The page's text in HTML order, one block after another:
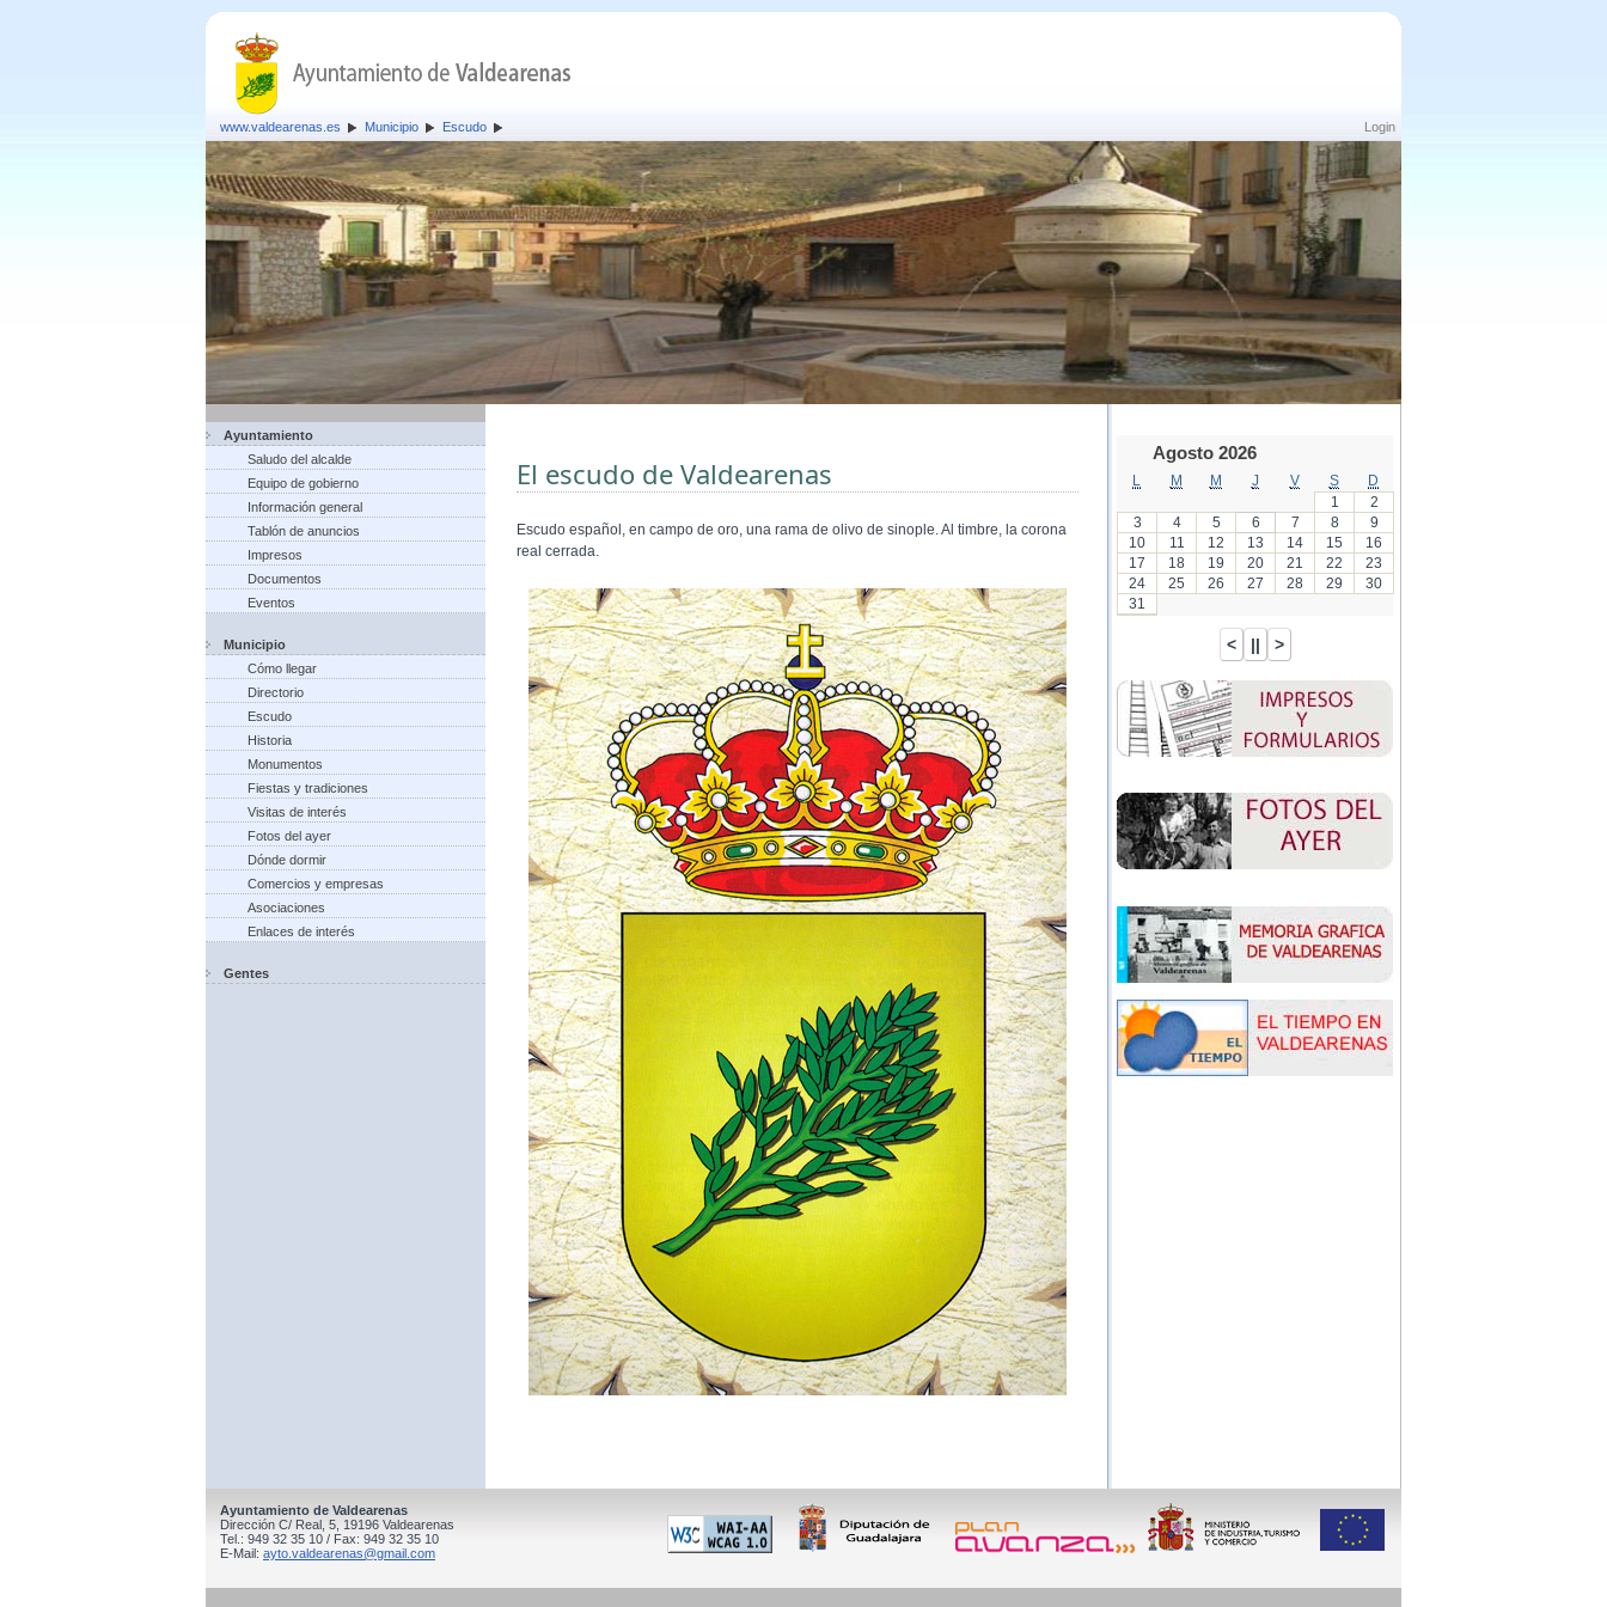
Login
www.valdearenas.es Municipio Escudo
Ayuntamiento
Saludo del alcalde
Equipo de gobierno
Información general
Tablón de anuncios
Impresos
Documentos
Eventos
Municipio
Cómo llegar
Directorio
Escudo
Historia
Monumentos
Fiestas y tradiciones
Visitas de interés
Fotos del ayer
Dónde dormir
Comercios y empresas
Asociaciones
Enlaces de interés
Gentes
El escudo de Valdearenas
Escudo español, en campo de oro, una rama de olivo de sinople. Al timbre, la corona
real cerrada.
Agosto 2026
M M J V S
D
1
2
3
4 5 6 7 8
9
10
11 12 13 14 15
16
17
18 19 20 21 22
23
24
25 26 27 28 29
30
31
Ayuntamiento de Valdearenas
Dirección C/ Real, 5, 19196 Valdearenas
Tel.: 949 32 35 10 / Fax: 949 32 35 10
E-Mail: ayto.valdearenas@gmail.com